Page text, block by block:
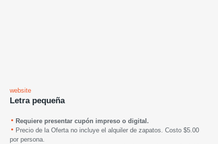
website
Letra pequeña
Requiere presentar cupón impreso o digital.
Precio de la Oferta no incluye el alquiler de zapatos. Costo $5.00
por persona.